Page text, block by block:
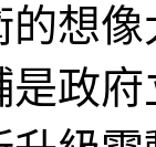
的想像
政